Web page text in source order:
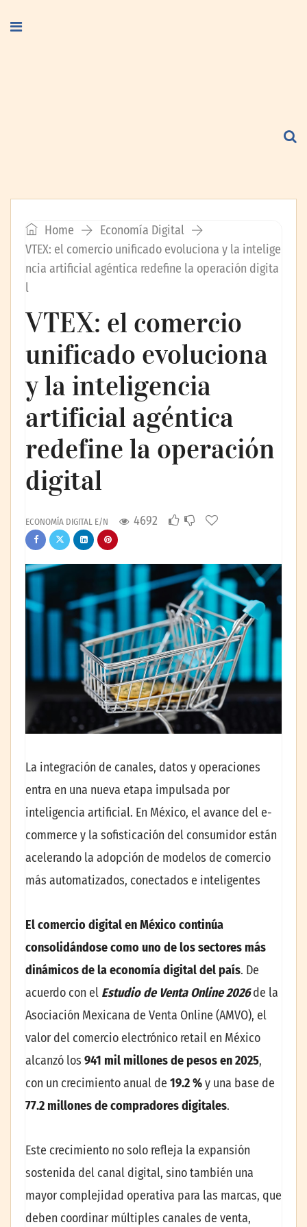
Home
Economía Digital
VTEX: el comercio unificado evoluciona y la intelige
ncia artificial agéntica redefine la operación digita
l
VTEX: el comercio
unificado evoluciona
y la inteligencia
artificial agéntica
redefine la operación
digital
ECONOMÍA DIGITAL E/N 4692
La integración de canales, datos y operaciones
entra en una nueva etapa impulsada por
inteligencia artificial. En México, el avance del e-
commerce y la sofisticación del consumidor están
acelerando la adopción de modelos de comercio
más automatizados, conectados e inteligentes
El comercio digital en México continúa
consolidándose como uno de los sectores más
dinámicos de la economía digital del país. De
acuerdo con el Estudio de Venta Online 2026 de la
Asociación Mexicana de Venta Online (AMVO), el
valor del comercio electrónico retail en México
alcanzó los 941 mil millones de pesos en 2025,
con un crecimiento anual de 19.2 %y una base de
77.2 millones de compradores digitales.
Este crecimiento no solo refleja la expansión
sostenida del canal digital, sino también una
mayor complejidad operativa para las marcas, que
deben coordinar múltiples canales de venta,